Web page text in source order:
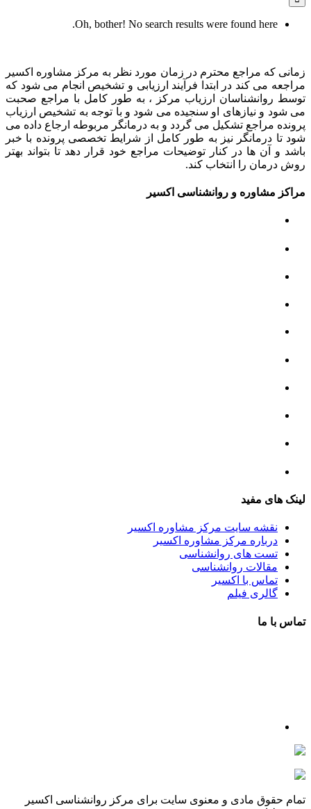
Oh, bother! No search results were found here.
زمانی که مراجع محترم در زمان مورد نظر به مرکز مشاوره اکسیر
مراجعه می کند در ابتدا فرآیند ارزیابی و تشخیص انجام می شود که
توسط روانشناسان ارزیاب مرکز ، به طور کامل با مراجع صحبت
می شود و نیازهای او سنجیده می شود و با توجه به تشخیص ارزیاب
پرونده مراجع تشکیل می گردد و به درمانگر مربوطه ارجاع داده می
شود تا درمانگر نیز به طور کامل از شرایط تخصصی پرونده با خبر
باشد و آن ها در کنار توضیحات مراجع خود قرار دهد تا بتواند بهتر
روش درمان را انتخاب کند.
مراکز مشاوره و روانشناسی اکسیر
لینک های مفید
نقشه سایت مرکز مشاوره اکسیر
درباره مرکز مشاوره اکسیر
تست های روانشناسی
مقالات روانشناسی
تماس با اکسیر
گالری فیلم
تماس با ما
تمام حقوق مادی و معنوی سایت برای مرکز روانشناسی اکسیر